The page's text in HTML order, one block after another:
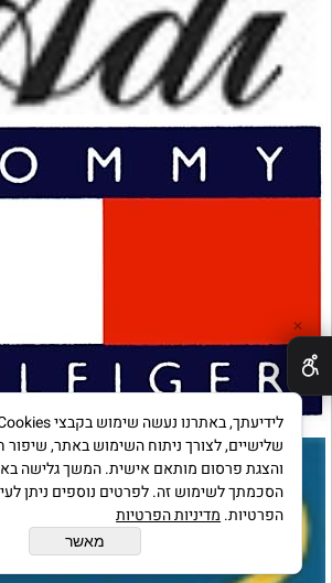
✕
שלישיים, לצורך ניתוח השימוש באתר, שיפור
והצגת פרסום מותאם אישית. המשך גלישה
הסכמתך לשימוש זה. לפרטים נוספים ניתן
הפרטיות. מדיניות הפרטיות
מאשר